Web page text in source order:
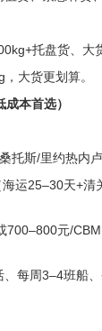
托盘货、大
大货更划算。
本首选）
斯/里约热内卢
运25–30天+清
元/
每周3–4班船